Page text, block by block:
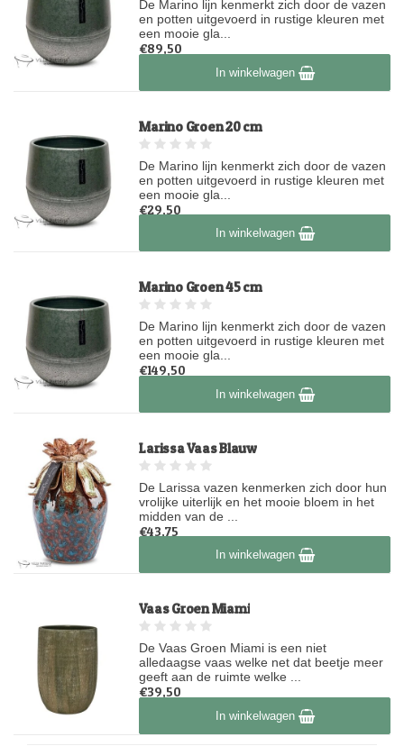
De Marino lijn kenmerkt zich door de vazen
en potten uitgevoerd in rustige kleuren met
een mooie gla...
€89,50
Op voorraadIn winkelwagen
Marino Groen 20 cm
De Marino lijn kenmerkt zich door de vazen
en potten uitgevoerd in rustige kleuren met
een mooie gla...
€29,50
Op voorraadIn winkelwagen
Marino Groen 45 cm
De Marino lijn kenmerkt zich door de vazen
en potten uitgevoerd in rustige kleuren met
een mooie gla...
€149,50
Op voorraadIn winkelwagen
Larissa Vaas Blauw
De Larissa vazen kenmerken zich door hun
vrolijke uiterlijk en het mooie bloem in het
midden van de ...
€43,75
Op voorraadIn winkelwagen
Vaas Groen Miami
De Vaas Groen Miami is een niet
alledaagse vaas welke net dat beetje meer
geeft aan de ruimte welke ...
€39,50
Op voorraadIn winkelwagen